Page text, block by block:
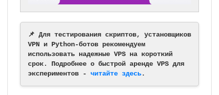
📌 Для тестирования скриптов, установщиков
VPN и Python-ботов рекомендуем
использовать надежные VPS на короткий
срок. Подробнее о быстрой аренде VPS для
экспериментов - читайте здесь.